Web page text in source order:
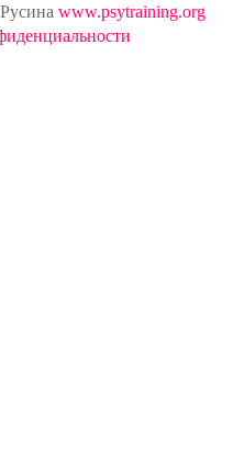
www.psytraining.org